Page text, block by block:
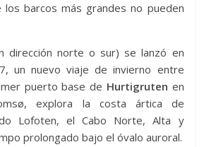
barcos más grandes no pueden
dirección norte o sur) se lanzó en
un nuevo viaje de invierno entre
puerto base de Hurtigruten en
explora la costa ártica de
Lofoten, el Cabo Norte, Alta y
prolongado bajo el óvalo auroral.